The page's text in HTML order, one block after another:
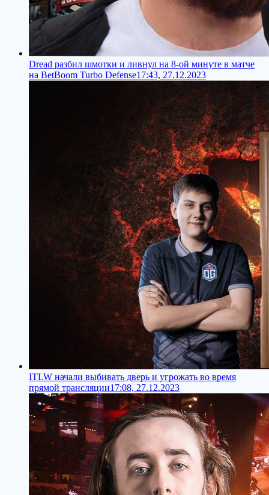
Dread разбил шмотки и ливнул на 8-ой минуте в матче
на BetBoom Turbo Defense17:43, 27.12.2023
ITLW начали выбивать дверь и угрожать во время
прямой трансляции17:08, 27.12.2023